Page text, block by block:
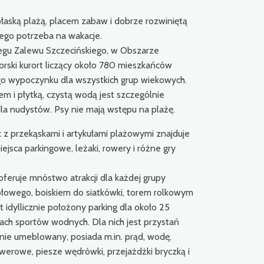
plażą, placem zabaw i dobrze rozwiniętą
potrzeba na wakacje.
Zalewu Szczecińskiego, w Obszarze
kurort liczący około 780 mieszkańców
wypoczynku dla wszystkich grup wiekowych.
i płytką, czystą wodą jest szczególnie
nudystów. Psy nie mają wstępu na plażę.
przekąskami i artykułami plażowymi znajduje
parkingowe, leżaki, rowery i różne gry
mnóstwo atrakcji dla każdej grupy
boiskiem do siatkówki, torem rolkowym
położony parking dla około 25
sportów wodnych. Dla nich jest przystań
umeblowany, posiada m.in. prąd, wodę,
piesze wędrówki, przejażdżki bryczką i